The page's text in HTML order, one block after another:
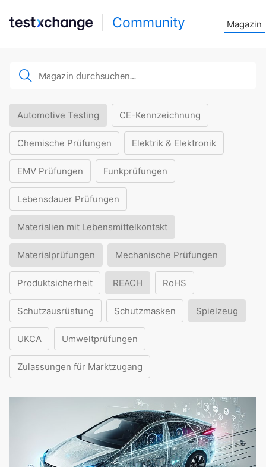
Community Magazin
Automotive Testing CE-Kennzeichnung
Chemische Prüfungen Elektrik & Elektronik
EMV Prüfungen Funkprüfungen
Lebensdauer Prüfungen
Materialien mit Lebensmittelkontakt
Materialprüfungen Mechanische Prüfungen
Produktsicherheit REACH RoHS
Schutzausrüstung Schutzmasken Spielzeug
UKCA Umweltprüfungen
Zulassungen für Marktzugang